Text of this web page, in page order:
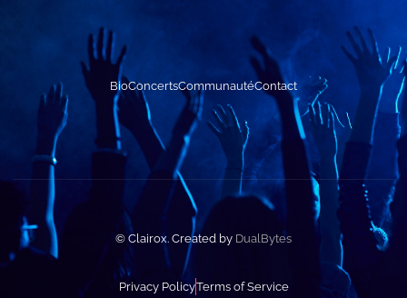
BioConcertsCommunautéContact
© Clairox. Created by DualBytes
Privacy PolicyTerms of Service